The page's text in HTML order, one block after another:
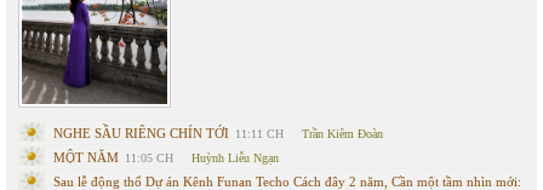
NGHE SẦU RIÊNG CHÍN TỚI 11:11 CH Trần Kiêm Đoàn
MỘT NĂM 11:05 CH Huỳnh Liễu Ngạn
Sau lễ động thổ Dự án Kênh Funan Techo Cách đây 2 năm, Cần một tầm nhìn mới: